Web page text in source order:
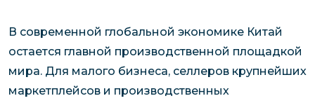
В современной глобальной экономике Китай
остается главной производственной площадкой
мира. Для малого бизнеса, селлеров крупнейших
маркетплейсов и производственных